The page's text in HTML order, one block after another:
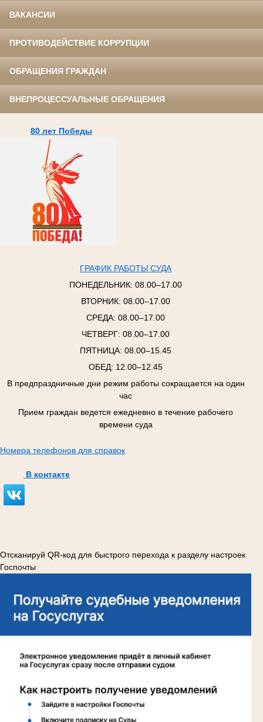
ВАКАНСИИ
ПРОТИВОДЕЙСТВИЕ КОРРУПЦИИ
ОБРАЩЕНИЯ ГРАЖДАН
ВНЕПРОЦЕССУАЛЬНЫЕ ОБРАЩЕНИЯ
80 лет Победы
ГРАФИК РАБОТЫ СУДА
ПОНЕДЕЛЬНИК: 08.00–17.00
ВТОРНИК: 08.00–17.00
СРЕДА: 08.00–17.00
ЧЕТВЕРГ: 08.00–17.00
ПЯТНИЦА: 08.00–15.45
ОБЕД: 12.00–12.45
В предпраздничные дни режим работы сокращается на один
час
Прием граждан ведется ежедневно в течение рабочего
времени суда
Номера телефонов для справок
В контакте
Отсканируй QR-код для быстрого перехода к разделу настроек
Госпочты